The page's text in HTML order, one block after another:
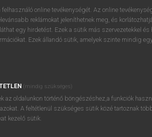
próbaverziójának
regisztrálok ésbelépek.
REGISZTRÁCIÓ
online tevékenységét. Az online
reklámokat jeleníthetnek meg, és
egy hirdetést. Ezek a sütik más szervezetekkel és
Ezek állandó sütik, amelyek szinte mindig
(mindig szükséges)
az oldalunkon történő böngészéshez,a funkciók
A feltétlenül szükséges sütik közé tartoznak
kezelő sütik.